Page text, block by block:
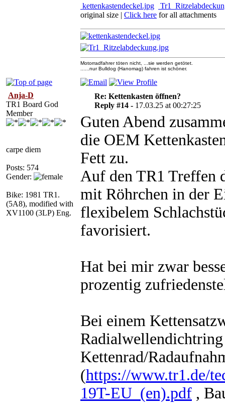
kettenkastendeckel.jpg
original size | Click here for all attachments
Motorradfahrer töten nicht, ...sie werden getötet.
......nur Bulldog (Hanomag) fahren ist schöner.
Anja-D
TR1 Board God
Member
carpe diem
Posts: 574
Gender:
Bike: 1981 TR1.
(5A8), modified with
XV1100 (3LP) Eng.
Re: Kettenkasten öffnen?
Reply #14 - 17.03.25 at 00:27:25
Guten Abend
die OEM
Fett zu.
Auf den TR1 Treffen
mit Röhrchen in der
flexibelem
favorisiert.
Hat bei mir zwar
prozentig
Bei einem
Kettenrad/
(https://www.tr1.de/
19T-EU_(en).pdf ,